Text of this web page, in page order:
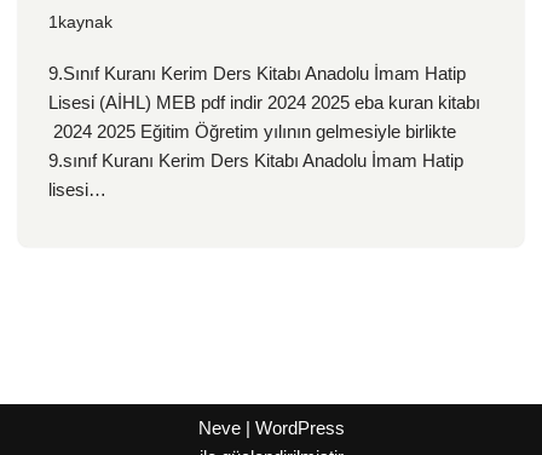
1kaynak
9.Sınıf Kuranı Kerim Ders Kitabı Anadolu İmam Hatip
Lisesi (AİHL) MEB pdf indir 2024 2025 eba kuran kitabı
2024 2025 Eğitim Öğretim yılının gelmesiyle birlikte
9.sınıf Kuranı Kerim Ders Kitabı Anadolu İmam Hatip
lisesi…
Neve| WordPress